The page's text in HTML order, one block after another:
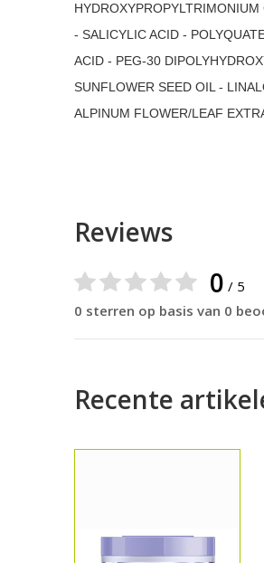
- SALICYLIC ACID -
ACID - PEG-30
SUNFLOWER SEED OIL -
ALPINUM FLOWER/LEAF
Reviews
0 / 5
0 sterren op basis van 0
Recente